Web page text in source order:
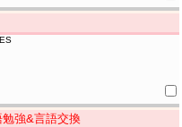
強&言語交換